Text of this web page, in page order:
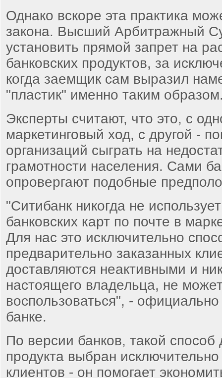
Однако вскоре эта практика
закона. Высший Арбитражный
установить прямой запрет на
банковских продуктов, за
когда заемщик сам выразил
"пластик" именно таким
Эксперты считают, что это, с
маркетинговый ход, с другой -
организаций сыграть на
грамотности населения. Сами
опровергают подобные
"Ситибанк никогда не
банковских карт по почте в
Для нас это исключительно
предварительно заказанных
доставляются неактивными и
настоящего владельца, не
воспользоваться", -
банке.
По версии банков, такой способ
продукта выбран
клиентов - он помогает